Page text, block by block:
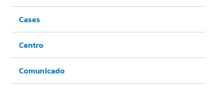
Cases
Centro
Comunicado